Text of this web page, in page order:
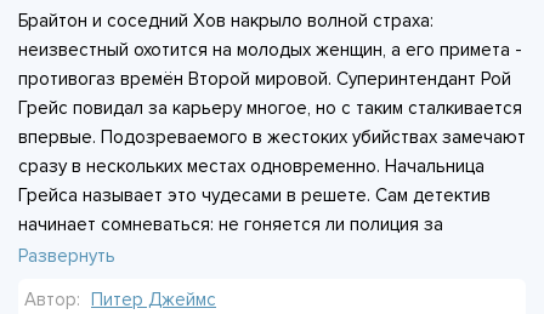
Брайтон и соседний Хов накрыло волной страха:
неизвестный охотится на молодых женщин, а его примета -
противогаз времён Второй мировой. Суперинтендант Рой
Грейс повидал за карьеру многое, но с таким сталкивается
впервые. Подозреваемого в жестоких убийствах замечают
сразу в нескольких местах одновременно. Начальница
Грейса называет это чудесами в решете. Сам детектив
начинает сомневаться: не гоняется ли полиция за
призраком. Дело ломает привычную картину мира, где на
Развернуть
Автор: Питер Джеймс